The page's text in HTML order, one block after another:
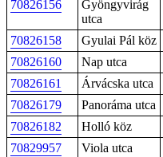
70826156
Gyöngyvirág
utca
70826158 Gyulai Pál köz
70826160
Nap utca
70826161
Árvácska utca
70826179
Panoráma utca
70826182
Holló köz
70829957
Viola utca